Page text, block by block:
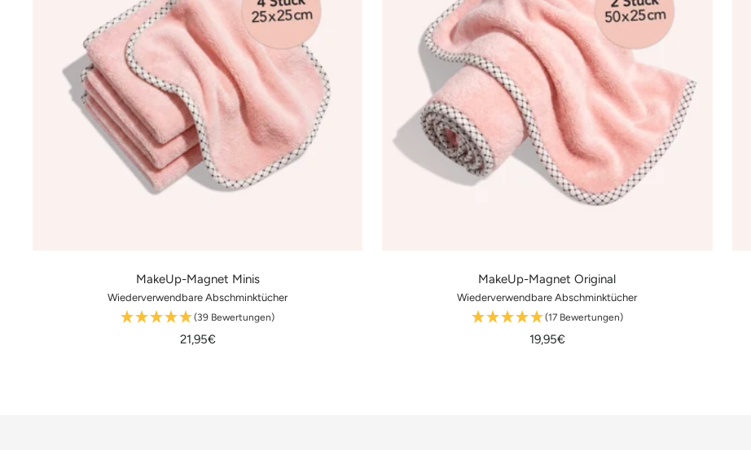
MakeUp-Magnet Minis
Wiederverwendbare Abschminktücher
(39 Bewertungen)
Angebotspreis
21,95€
MakeUp-Magnet Original
Wiederverwendbare Abschminktücher
(17 Bewertungen)
Angebotspreis
19,95€